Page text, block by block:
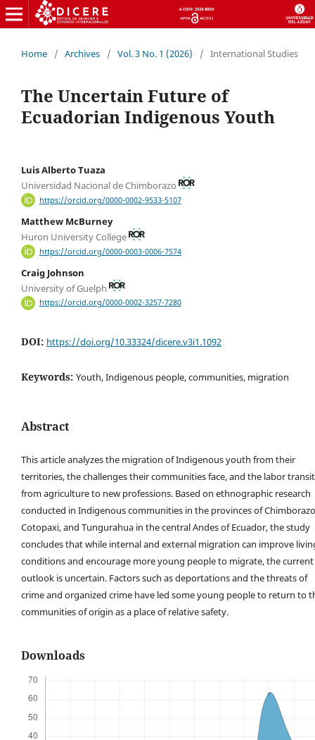
Home / Archives / Vol. 3 No. 1 (2026) / International Studies
The Uncertain Future of
Ecuadorian Indigenous Youth
Luis Alberto Tuaza
Universidad Nacional de Chimborazo
https://orcid.org/0000-0002-9533-5107
Matthew McBurney
Huron University College
https://orcid.org/0000-0003-0006-7574
Craig Johnson
University of Guelph
https://orcid.org/0000-0002-3257-7280
DOI: https://doi.org/10.33324/dicere.v3i1.1092
Keywords: Youth, Indigenous people, communities, migration
Abstract
This article analyzes the migration of Indigenous youth from their
territories, the challenges their communities face, and the labor
from agriculture to new professions. Based on ethnographic research
conducted in Indigenous communities in the provinces of
Cotopaxi, and Tungurahua in the central Andes of Ecuador, the study
concludes that while internal and external migration can improve
conditions and encourage more young people to migrate, the current
outlook is uncertain. Factors such as deportations and the threats of
crime and organized crime have led some young people to return to
communities of origin as a place of relative safety.
Downloads